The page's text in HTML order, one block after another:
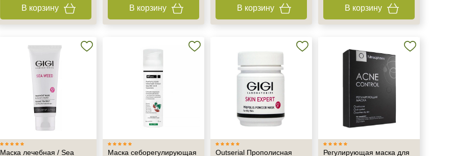
В корзину В корзину В корзину В корзину
Маска лечебная / Sea
Маска себорегулирующая
Outserial Прополисная
Регулирующая маска для
+7 (495) 640-58-89